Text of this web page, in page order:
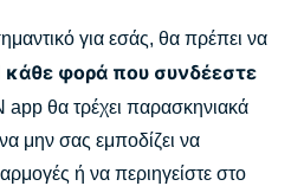
για εσάς, θα πρέπει να
κάθε φορά που συνδέεστε
app θα τρέχει παρασκηνιακά
μην σας εμποδίζει να
ή να περιηγείστε στο